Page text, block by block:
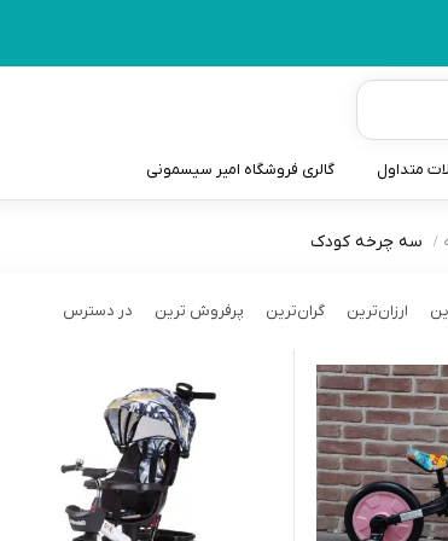
شیردوش
سطل و کیسه پوشک نوزاد
گوش پاکن نوزاد و کودک
مایع استریل
متداول گالری فروشگاه امیر سیسمونی
سه چرخه کودک
ارزان‌ترین گران‌ترین پرفروش ترین در دسترس